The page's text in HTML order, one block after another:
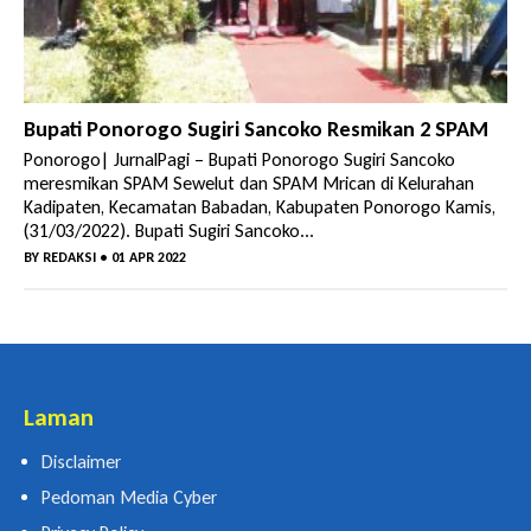
Tetap Pada Keterangannya
Bupati Ponorogo Sugiri Sancoko Resmikan 2 SPAM
Ponorogo| JurnalPagi – Bupati Ponorogo Sugiri Sancoko
meresmikan SPAM Sewelut dan SPAM Mrican di Kelurahan
Kadipaten, Kecamatan Babadan, Kabupaten Ponorogo Kamis,
(31/03/2022). Bupati Sugiri Sancoko...
BY REDAKSI • 01 APR 2022
Laman
Disclaimer
Pedoman Media Cyber